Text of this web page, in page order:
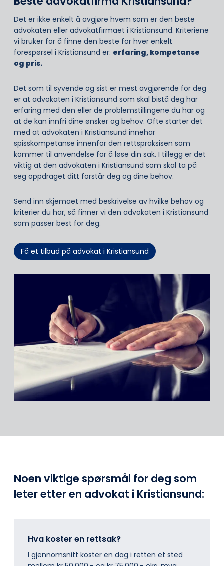
Det er ikke enkelt å avgjøre hvem som er den beste
advokaten eller advokatfirmaet i Kristiansund. Kriteriene
vi bruker for å finne den beste for hver enkelt
forespørsel i Kristiansund er: erfaring, kompetanse
og pris.
Det som til syvende og sist er mest avgjørende for deg
er at advokaten i Kristiansund som skal bistå deg har
erfaring med den eller de problemstillingene du har og
at de kan innfri dine ønsker og behov. Ofte starter det
med at advokaten i Kristiansund innehar
spisskompetanse innenfor den rettspraksisen som
kommer til anvendelse for å løse din sak. I tillegg er det
viktig at den advokaten i Kristiansund som skal ta på
seg oppdraget ditt forstår deg og dine behov.
Send inn skjemaet med beskrivelse av hvilke behov og
kriterier du har, så finner vi den advokaten i Kristiansund
som passer best for deg.
Få et tilbud på advokat i Kristiansund
Noen viktige spørsmål for deg som
leter etter en advokat i Kristiansund:
Hva koster en rettsak?
I gjennomsnitt koster en dag i retten et sted